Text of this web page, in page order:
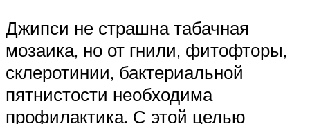
Джипси не страшна табачная
мозаика, но от гнили, фитофторы,
склеротинии, бактериальной
пятнистости необходима
профилактика. С этой целью